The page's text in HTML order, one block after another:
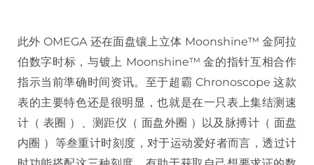
此外 OMEGA 还在面盘镶上立体 Moonshine™ 金阿拉
伯数字时标，与镀上 Moonshine™ 金的指针互相合作
指示当前準确时间资讯。至于超霸 Chronoscope 这款
表的主要特色还是很明显，也就是在一只表上集结测速
计（ 表圈 ）、测距仪（ 面盘外圈 ）以及脉搏计（ 面盘
内圈 ）等叁重计时刻度，对于运动爱好者而言，透过计